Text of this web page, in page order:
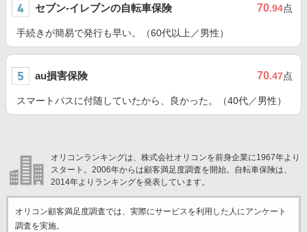
セブン-イレブンの自転車保険 70.94点
手続きが簡易で発行も早い。（60代以上／男性）
au損害保険 70.47点
スマートパスに付随していたから、良かった。（40代／男性）
オリコンランキングは、株式会社オリコンを前身企業に1967年より
スタート。2006年からは顧客満足度調査を開始。自転車保険は、
2014年よりランキングを発表しています。
オリコン顧客満足度調査では、実際にサービスを利用した 人にアンケート
調査を実施。